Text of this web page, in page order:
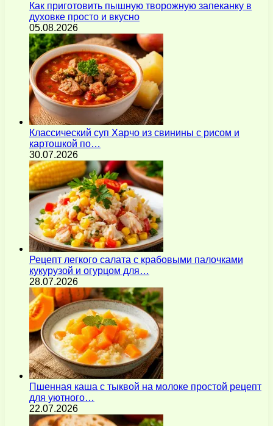
Как приготовить пышную творожную запеканку в
духовке просто и вкусно
05.08.2026
Классический суп Харчо из свинины с рисом и
картошкой по…
30.07.2026
Рецепт легкого салата с крабовыми палочками
кукурузой и огурцом для…
28.07.2026
Пшенная каша с тыквой на молоке простой рецепт
для уютного…
22.07.2026